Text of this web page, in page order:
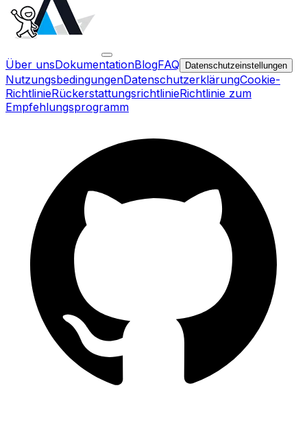
Über unsDokumentationBlogFAQ Datenschutzeinstellungen
NutzungsbedingungenDatenschutzerklärungCookie-
RichtlinieRückerstattungsrichtlinieRichtlinie zum
Empfehlungsprogramm